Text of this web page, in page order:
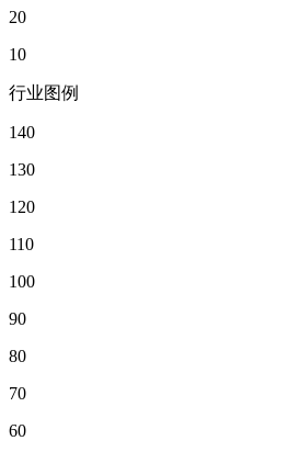
20
10
行业图例
140
130
120
110
100
90
80
70
60